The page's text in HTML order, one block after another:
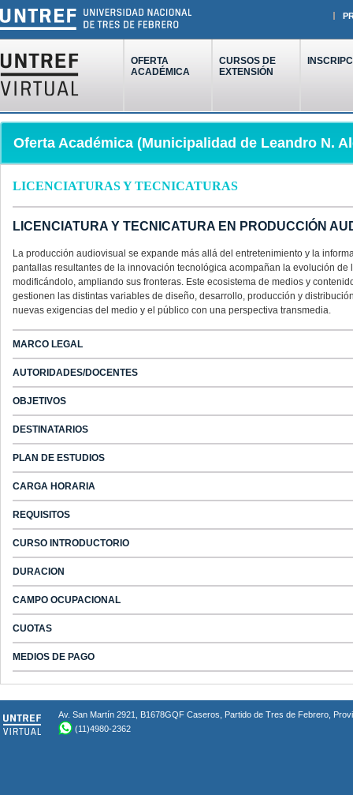
OFERTA
ACADÉMICA
CURSOS DE
EXTENSIÓN
Oferta Académica (Municipalidad de Leandro N.
LICENCIATURAS Y TECNICATURAS
LICENCIATURA Y TECNICATURA EN PRODUCCIÓN
La producción audiovisual se expande más allá del entretenimiento y la
pantallas resultantes de la innovación tecnológica acompañan la evolución
modificándolo, ampliando sus fronteras. Este ecosistema de medios y
gestionen las distintas variables de diseño, desarrollo, producción y
nuevas exigencias del medio y el público con una perspectiva transmedia.
MARCO LEGAL
AUTORIDADES/DOCENTES
OBJETIVOS
DESTINATARIOS
PLAN DE ESTUDIOS
CARGA HORARIA
REQUISITOS
CURSO INTRODUCTORIO
DURACION
CAMPO OCUPACIONAL
CUOTAS
MEDIOS DE PAGO
Av. San Martín 2921, B1678GQF Caseros, Partido de Tres de Febrero,
(11)4980-2362